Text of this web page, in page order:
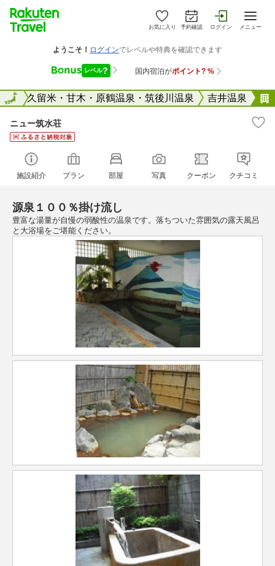
お気に入り 予約確認 ログイン メニュー
県 久留米・甘木・原鶴温泉・筑後川温泉 吉井温泉
全国
ニュー筑水荘
施設紹介 プラン 部屋 写真 クーポン クチコミ
源泉１００％掛け流し
豊富な湯量が自慢の弱酸性の温泉です。落ちついた雰囲気の露天風呂
と大浴場をご堪能ください。